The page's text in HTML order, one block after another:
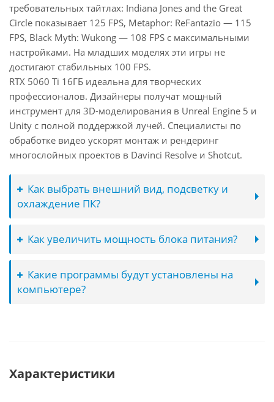
требовательных тайтлах: Indiana Jones and the Great
Circle показывает 125 FPS, Metaphor: ReFantazio — 115
FPS, Black Myth: Wukong — 108 FPS с максимальными
настройками. На младших моделях эти игры не
достигают стабильных 100 FPS.
RTX 5060 Ti 16ГБ идеальна для творческих
профессионалов. Дизайнеры получат мощный
инструмент для 3D-моделирования в Unreal Engine 5 и
Unity с полной поддержкой лучей. Специалисты по
обработке видео ускорят монтаж и рендеринг
многослойных проектов в Davinci Resolve и Shotcut.
Как выбрать внешний вид, подсветку и
охлаждение ПК?
Как увеличить мощность блока питания?
Какие программы будут установлены на
компьютере?
Характеристики